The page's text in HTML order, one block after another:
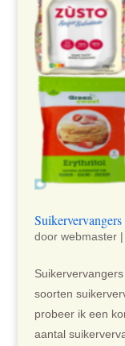
Suikervervangers
door webmaster|
soorten
probeer ik een
aantal